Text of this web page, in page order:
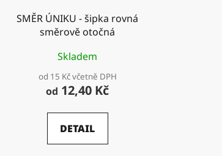
SMĚR ÚNIKU - šipka rovná
směrově otočná
Skladem
od 15 Kč včetně DPH
od 12,40 Kč
DETAIL